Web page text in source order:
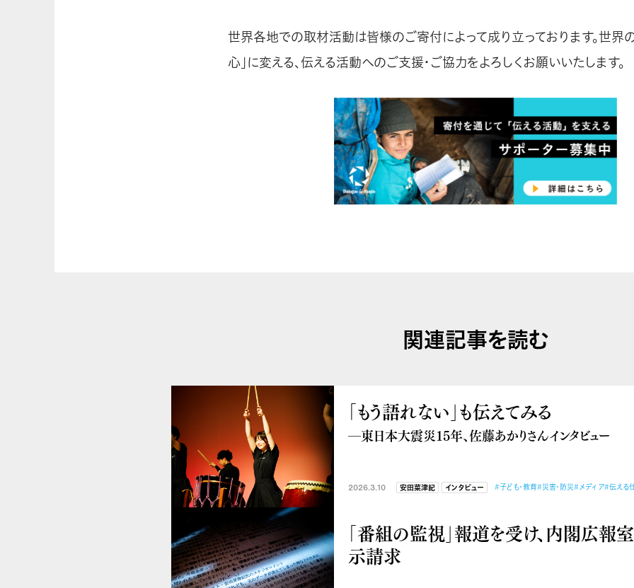
世界各地での取材活動は皆様のご寄付によって成り立っております。世界の
心」に変える、伝える活動へのご支援・ご協力をよろしくお願いいたします。
関連記事を読む
「もう語れない」も伝えてみる
―東日本大震災15年、佐藤あかりさんインタビュー
2026.3.10 安田菜津紀 インタビュー #子ども・教育#災害・防災#メディア#伝える
「番組の監視」報道を受け、内閣広報
示請求